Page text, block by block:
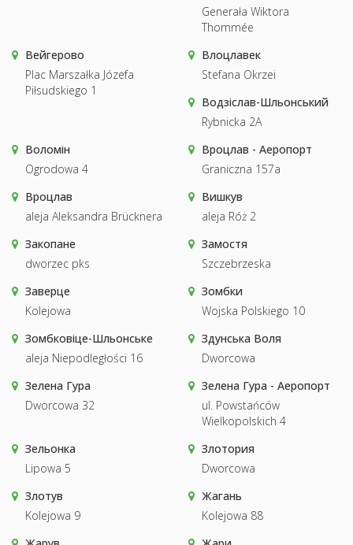
Generała Wiktora
Thommée
Вейгерово
Plac Marszałka Józefa
Piłsudskiego 1
Влоцлавек
Stefana Okrzei
Водзіслав-Шльонський
Rybnicka 2A
Воломін
Ogrodowa 4
Вроцлав - Аеропорт
Graniczna 157a
Вроцлав
aleja Aleksandra Brücknera
Вишкув
aleja Róż 2
Закопане
dworzec pks
Замостя
Szczebrzeska
Заверце
Kolejowa
Зомбки
Wojska Polskiego 10
Зомбковіце-Шльонське
aleja Niepodległości 16
Здунська Воля
Dworcowa
Зелена Гура
Dworcowa 32
Зелена Гура - Аеропорт
ul. Powstańców
Wielkopolskich 4
Зельонка
Lipowa 5
Злотория
Dworcowa
Злотув
Kolejowa 9
Жагань
Kolejowa 88